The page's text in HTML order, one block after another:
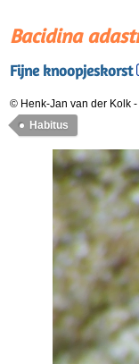
Bacidina
Fijne knoopjeskorst
© Henk-Jan van der Kolk -
Habitus